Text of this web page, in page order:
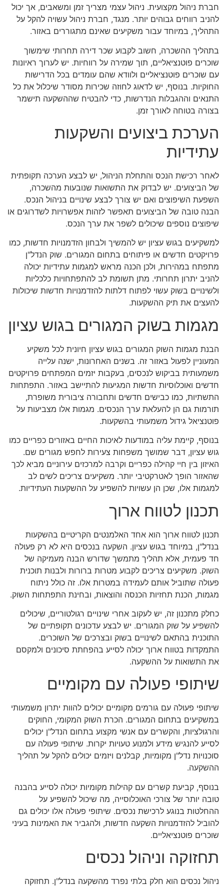
חברת ניהול מקצועית. ניהול עצמי מצריך זמן ומשאבים, אך יכול
להניב רווחים גבוהים יותר. מנגד, חברת ניהול עשויה להקל על
התהליך, במיוחד עבור משקיעים שאינם מתגוררים באזור.
בתהליך ההשכרה, חשוב לקבוע שכר דירה תחרותי שימשוך
שוכרים פוטנציאליים, תוך שמירה על רווחיות. יש לערוך ראיונות
עם שוכרים פוטנציאליים ולוודא שהם עומדים בכל הדרישות
החוקיות. בנוסף, יש לדאוג לחוזה שכירות מסודר שיכלול את כל
התנאים וההגבלות הנדרשות, כדי להבטיח שההשקעה תישמר
בצורה בטוחה לאורך זמן.
הערכת ביצועים והשקעות
עתידיות
לאחר רכישת הנכס והתחלת הניהול, יש לבצע הערכה תקופתית
של הביצועים. יש לבדוק את התשואות שנובעות מהשכרה,
השפעת השיפוצים ואם יש צורך לבצע שינויים בניהול הנכס.
הבנה טובה של הביצועים תאפשר לזהות אפשרויות לשדרוגים או
שיפוצים נוספים שיכולים לשפר את ערך הנכס.
למשקיעים בגוש עציון יש להמשיך ולבחון הזדמנויות חדשות, כמו
פרויקטים חדשים או פיתוחים בתחום המגורים. שוק הנדל"ן
מתפתח במהירות, ולכן הכנה מראש למגמות עתידיות יכולה
להניב יתרון תחרותי. מתן תשומת לב להתפתחויות כלכליות
ולשינויים בשוק עשוי לפתוח דלתות להזדמנויות חדשות שיכולות
להעצים את תיק ההשקעות.
מגמות בשוק המגורים בגוש עציון
הבנת מגמות השוק המגורים בגוש עציון חיונית לכל משקיע
המעוניין לפעול באזור זה. בשנים האחרונות, ישנה עלייה
משמעותית בביקוש לנכסים, בעקבות יזמים המפתחים פרויקטים
חדשים ואוכלוסיות חדשות המגיעות להתיישב באזור. התפתחות
התשתיות, כמו כבישים חדשים ותחבורה ציבורית משופרת,
תורמות גם הן להעלאת ערך הנכסים. מגמות אלו מצביעות על
פוטנציאל גידול משמעותי בהשקעות.
בנוסף, קיימת עליה במודעות לאיכות החיים באזורים כפריים כמו
גוש עציון, דבר שמושך משפחות צעירות לחפש מגורים שם.
האיזון בין חיי קהילה כפריים וקרבה למרכזים עירוניים מביא לכך
שהאזור הופך לאטרקטיבי יותר. משקיעים צריכים לשים לב
למגמות אלו, שכן הן עשויות להשפיע על ההשקעות העתידיות.
תכנון לטווח ארוך
תכנון לטווח ארוך הוא אחד האלמנטים הקריטיים בהשקעות
בנדל"ן, במיוחד בגוש עציון. השקעה בנכסים היא לא רק פעולה
חד פעמית, אלא תהליך מתמשך שדורש הבנה מעמיקה של
השוק. משקיעים צריכים לקבוע מטרות ברורות ולבנות תוכנית
פעולה שתוביל אותם לעמידה במטרות אלו. זה כולל ניתוח
מגמות, הכנת תחזיות הכנסה והוצאות, ובחינת התפתחות השוק.
כחלק מתכנון זה, יש לעקוב אחרי שינויים רגולטוריים, שיכולים
להשפיע על שוק המגורים. יש לבצע עדכונים תקופתיים של
התוכנית בהתאם לשינויים בשוק ובצרכים של השוכרים.
התמקדות בטווח ארוך יכולה לסייע בהפחתת סיכונים ולמקסם
את התשואות על ההשקעה.
שיתופי פעולה עם מקומיים
שיתופי פעולה עם גורמים מקומיים יכולים להוות יתרון משמעותי
במשקיעים בתחום המגורים. הכרת השוק המקומי, החוקים
והרגולציות, והקשרים עם אנשי מקצוע בתחום הנדל"ן יכולים
לסייע להנגיש מידע ולמנוע טעויות יקרות. שיתופי פעולה עם
סוכנויות נדל"ן מקומיות, קבלנים ויזמים יכולים להקל על תהליך
ההשקעה.
בנוסף, קביעת קשרים עם קהילות מקומיות יכולה לסייע בהבנה
טובה יותר של צורכי האוכלוסייה, מה שיכול להשפיע על
ההחלטות בנוגע לרכישת נכסים. שיתופי פעולה אלו יכולים גם
להוביל להזדמנויות השקעה חדשות, ולהגביר את האמינות בעיני
שוכרים פוטנציאליים.
תחזוקה וניהול נכסים
ניהול נכסים הוא חלק בלתי נפרד מהשקעה בנדל"ן. תחזוקה